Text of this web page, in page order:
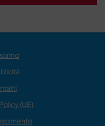
(UE)